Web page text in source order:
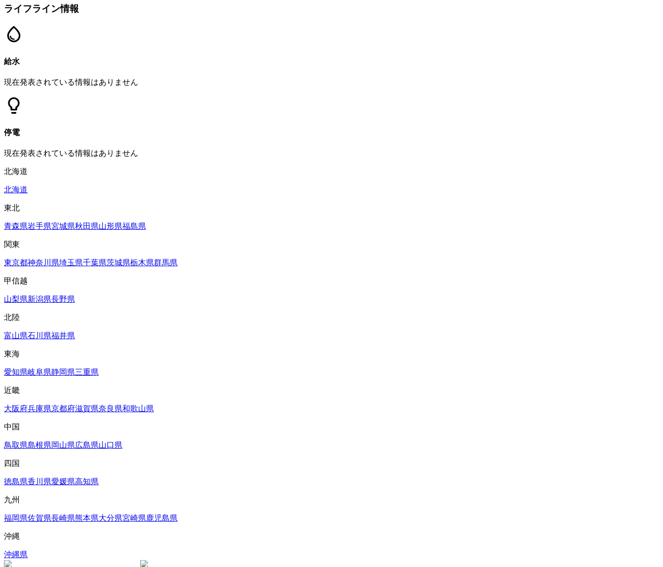
ライフライン情報
給水
現在発表されている情報はありません
停電
現在発表されている情報はありません
北海道
北海道
東北
青森県岩手県宮城県秋田県山形県福島県
関東
東京都神奈川県埼玉県千葉県茨城県栃木県群馬県
甲信越
山梨県新潟県長野県
北陸
富山県石川県福井県
東海
愛知県岐阜県静岡県三重県
近畿
大阪府兵庫県京都府滋賀県奈良県和歌山県
中国
鳥取県島根県岡山県広島県山口県
四国
徳島県香川県愛媛県高知県
九州
福岡県佐賀県長崎県熊本県大分県宮崎県鹿児島県
沖縄
沖縄県